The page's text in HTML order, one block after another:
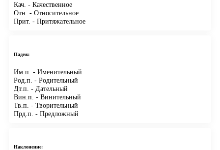
Кач. - Качественное
Отн. - Относительное
Прит. - Притяжательное
Падеж:
Им.п. - Именительный
Род.п. - Родительный
Дт.п. - Дательный
Вин.п. - Винительный
Тв.п. - Творительный
Прд.п. - Предложный
Наклонение: